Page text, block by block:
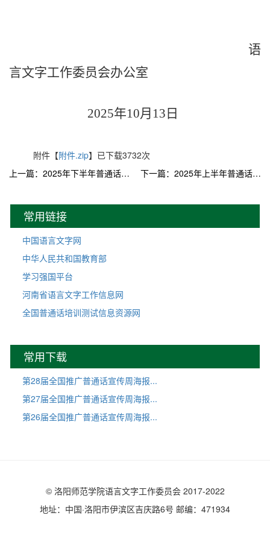
语
言文字工作委员会办公室
2025年10月 13 日
附件【附件.zip】已下载3732次
上一篇：2025年下半年普通话水平测试安排通知
下一篇：2025年上半年普通话水平测试安排通知
常用链接
中国语言文字网
中华人民共和国教育部
学习强国平台
河南省语言文字工作信息网
全国普通话培训测试信息资源网
常用下载
第28届全国推广普通话宣传周海报...
第27届全国推广普通话宣传周海报...
第26届全国推广普通话宣传周海报...
© 洛阳师范学院语言文字工作委员会 2017-2022
地址：中国·洛阳市伊滨区吉庆路6号 邮编：471934